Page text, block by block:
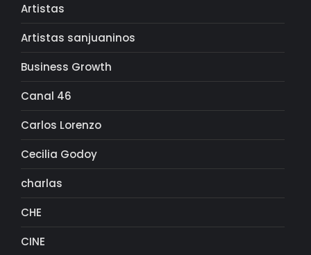
Artistas
Artistas sanjuaninos
Business Growth
Canal 46
Carlos Lorenzo
Cecilia Godoy
charlas
CHE
CINE